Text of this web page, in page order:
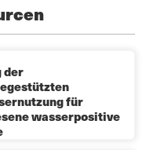
der
für
wasserpositive